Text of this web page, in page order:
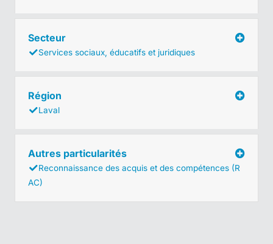
Secteur
Services sociaux, éducatifs et juridiques
Région
Laval
Autres particularités
Reconnaissance des acquis et des compétences (R
AC)